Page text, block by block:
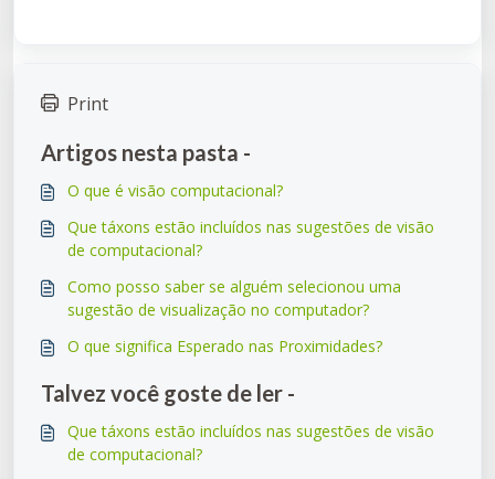
Print
Artigos nesta pasta -
O que é visão computacional?
Que táxons estão incluídos nas sugestões de visão
de computacional?
Como posso saber se alguém selecionou uma
sugestão de visualização no computador?
O que significa Esperado nas Proximidades?
Talvez você goste de ler -
Que táxons estão incluídos nas sugestões de visão
de computacional?